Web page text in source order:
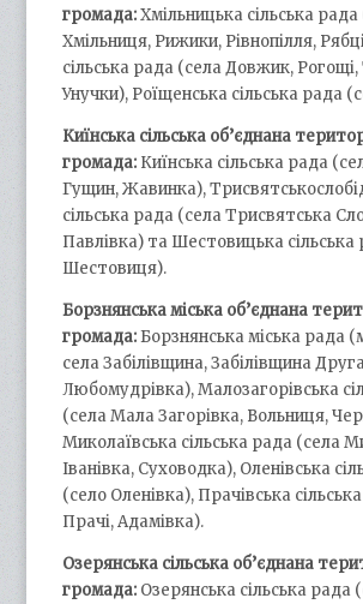
громада:Хмільницька сільська
Хмільниця, Рижики, Рівнопілля,
сільська рада (села Довжик, Рогощі,
Унучки), Роїщенська сільська рада
Киїнська сільська об’єднана
громада: Киїнська сільська рада
Гущин, Жавинка),
сільська рада (села Трисвятська
Павлівка) та Шестовицька сільська
Шестовиця).
Борзнянська міська об’єднана
громада:Борзнянська міська рада
села Забілівщина, Забілівщина
Любомудрівка), Малозагорівська
(села Мала Загорівка, Вольниця,
Миколаївська сільська рада (села
Іванівка, Суховодка), Оленівська
(село Оленівка), Прачівська
Прачі, Адамівка).
Озерянська сільська об’єднана
громада: Озерянська сільська рада